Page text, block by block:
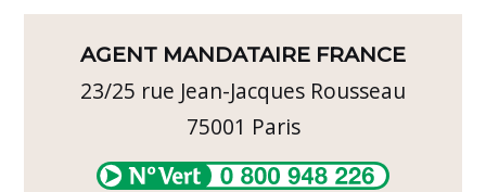
AGENT MANDATAIRE FRANCE
23/25 rue Jean-Jacques Rousseau
75001 Paris